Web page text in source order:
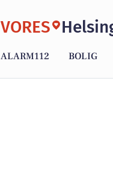
VORES
ALARM112 BOLIG